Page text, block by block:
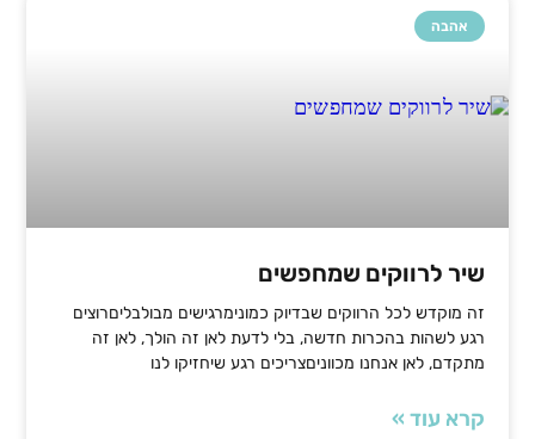
אהבה
שיר לרווקים שמחפשים
זה מוקדש לכל הרווקים שבדיוק כמונימרגישים מבולבליםרוצים
רגע לשהות בהכרות חדשה, בלי לדעת לאן זה הולך, לאן זה
מתקדם, לאן אנחנו מכווניםצריכים רגע שיחזיקו לנו
קרא עוד »